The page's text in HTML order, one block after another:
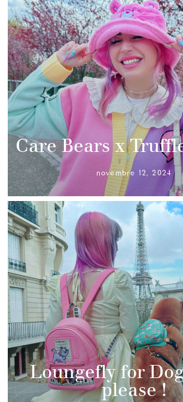
Care Bears x
novembre 12, 2024
Loungefly for
please !